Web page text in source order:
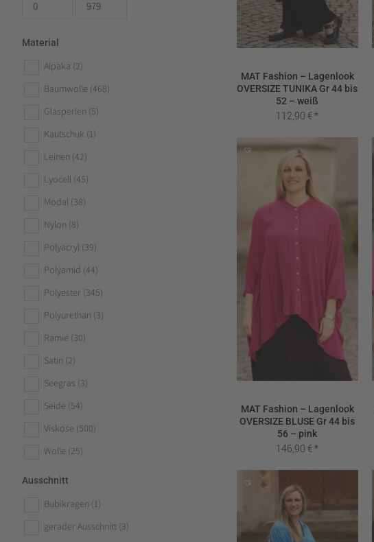
MAT Fashion – Lagenlook
OVERSIZE TUNIKA Gr 44 bis
52 – weiß
112,90€
MAT Fashion – Lagenlook
OVERSIZE BLUSE Gr 44 bis
56 – pink
146,90€
Material
Alpaka (2)
Baumwolle (468)
Glasperlen (5)
Kautschuk (1)
Leinen (42)
Lyocell (45)
Modal (38)
Nylon (8)
Polyacryl (39)
Polyamid (44)
Polyester (345)
Polyurethan (3)
Ramie (30)
Satin (2)
Seegras (3)
Seide (54)
Viskose (500)
Wolle (25)
Ausschnitt
Bubikragen (1)
gerader Ausschnitt (3)